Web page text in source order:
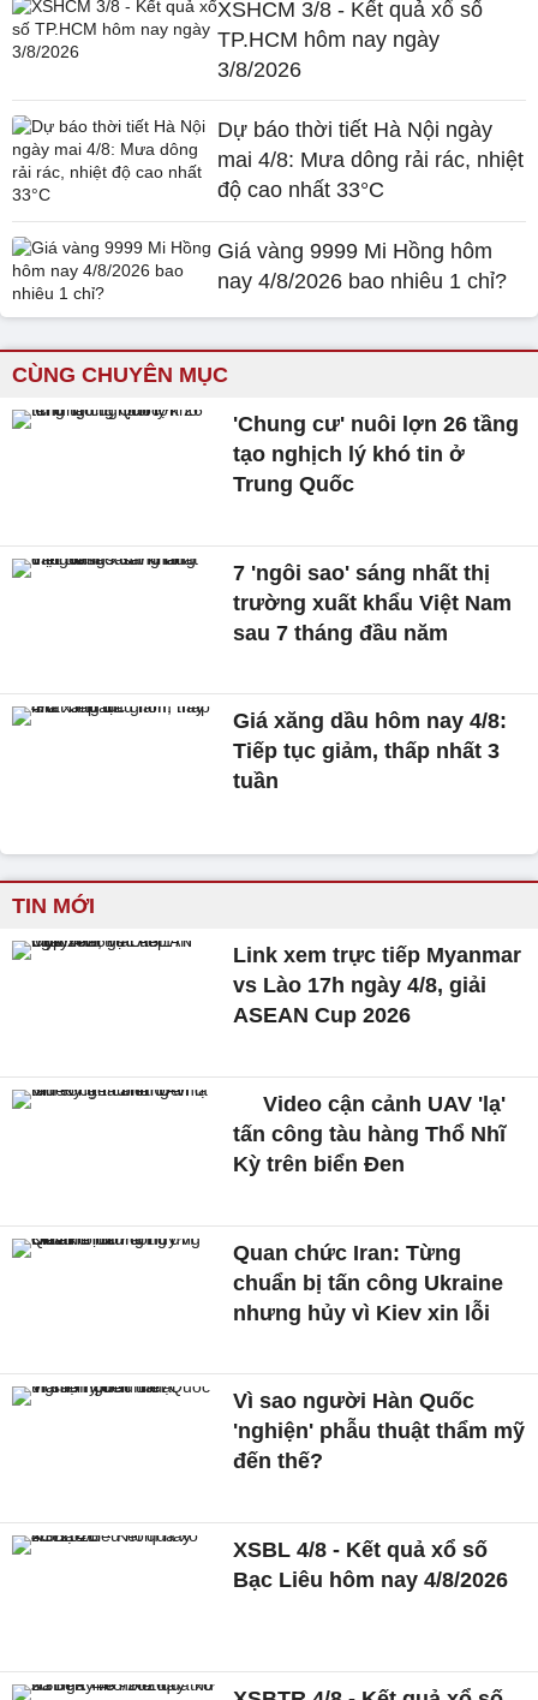
XSHCM 3/8 - Kết quả xổ số
TP.HCM hôm nay ngày
3/8/2026
Dự báo thời tiết Hà Nội ngày
mai 4/8: Mưa dông rải rác, nhiệt
độ cao nhất 33°C
Giá vàng 9999 Mi Hồng hôm
nay 4/8/2026 bao nhiêu 1 chỉ?
CÙNG CHUYÊN MỤC
'Chung cư' nuôi lợn 26 tầng
tạo nghịch lý khó tin ở
Trung Quốc
7 'ngôi sao' sáng nhất thị
trường xuất khẩu Việt Nam
sau 7 tháng đầu năm
Giá xăng dầu hôm nay 4/8:
Tiếp tục giảm, thấp nhất 3
tuần
TIN MỚI
Link xem trực tiếp Myanmar
vs Lào 17h ngày 4/8, giải
ASEAN Cup 2026
Video cận cảnh UAV 'lạ'
tấn công tàu hàng Thổ Nhĩ
Kỳ trên biển Đen
Quan chức Iran: Từng
chuẩn bị tấn công Ukraine
nhưng hủy vì Kiev xin lỗi
Vì sao người Hàn Quốc
'nghiện' phẫu thuật thẩm mỹ
đến thế?
XSBL 4/8 - Kết quả xổ số
Bạc Liêu hôm nay 4/8/2026